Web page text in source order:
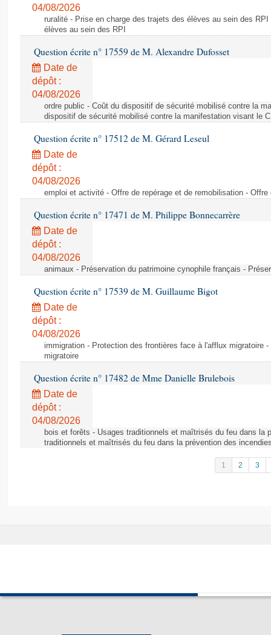
04/08/2026
ruralité - Prise en charge des trajets des élèves au sein des
élèves au sein des RPI
Question écrite n° 17559 de M. Alexandre Dufosset
Date de
dépôt :
04/08/2026
ordre public - Coût du dispositif de sécurité mobilisé contre la
dispositif de sécurité mobilisé contre la manifestation visant le
Question écrite n° 17512 de M. Gérard Leseul
Date de
dépôt :
04/08/2026
emploi et activité - Offre de repérage et de remobilisation -
Question écrite n° 17471 de M. Philippe Bonnecarrère
Date de
dépôt :
04/08/2026
animaux - Préservation du patrimoine cynophile français -
Question écrite n° 17539 de M. Guillaume Bigot
Date de
dépôt :
04/08/2026
immigration - Protection des frontières face à l'afflux migratoire
migratoire
Question écrite n° 17482 de Mme Danielle Brulebois
Date de
dépôt :
04/08/2026
bois et forêts - Usages traditionnels et maîtrisés du feu dans la
traditionnels et maîtrisés du feu dans la prévention des
1 2 3